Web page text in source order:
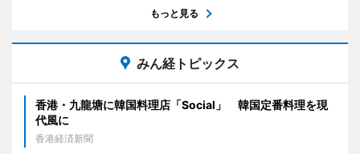
もっと見る
みん経トピックス
香港・九龍塘に韓国料理店「Social」 韓国定番料理を現
代風に
香港経済新聞